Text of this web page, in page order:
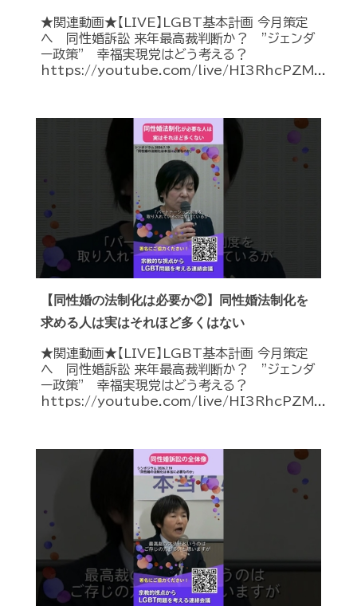
★関連動画★【LIVE】LGBT基本計画 今月策定
へ 同性婚訴訟 来年最高裁判断か？ ”ジェンダ
ー政策” 幸福実現党はどう考える？
https://youtube.com/live/HI3RhcPZM...
【同性婚の法制化は必要か②】同性婚法制化を
求める人は実はそれほど多くはない
★関連動画★【LIVE】LGBT基本計画 今月策定
へ 同性婚訴訟 来年最高裁判断か？ ”ジェンダ
ー政策” 幸福実現党はどう考える？
https://youtube.com/live/HI3RhcPZM...